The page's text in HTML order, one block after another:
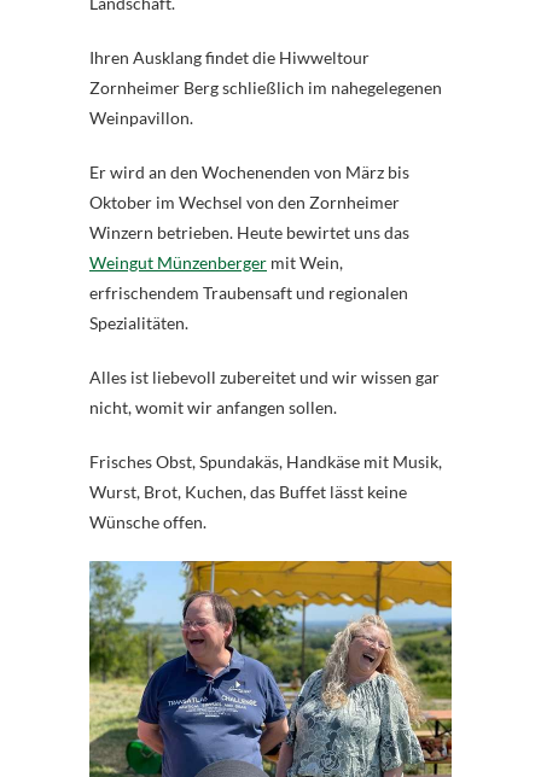
Ihren Ausklang findet die Hiwweltour
Zornheimer Berg schließlich im nahegelegenen
Weinpavillon.
Er wird an den Wochenenden von März bis
Oktober im Wechsel von den Zornheimer
Winzern betrieben. Heute bewirtet uns das
Weingut Münzenberger mit Wein,
erfrischendem Traubensaft und regionalen
Spezialitäten.
Alles ist liebevoll zubereitet und wir wissen gar
nicht, womit wir anfangen sollen.
Frisches Obst, Spundakäs, Handkäse mit Musik,
Wurst, Brot, Kuchen, das Buffet lässt keine
Wünsche offen.